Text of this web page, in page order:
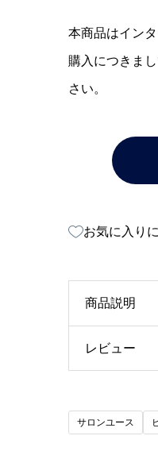
本商品はイン
購入につきま
さい。
お気に入り
商品説明
ビーワン
せたロー
レビュー
イン済み
サロンユース